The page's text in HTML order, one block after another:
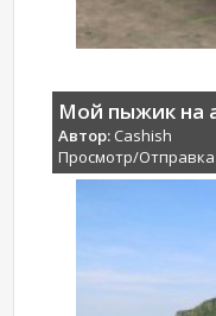
Мой пыжик на
Автор: Cashish
Просмотр/